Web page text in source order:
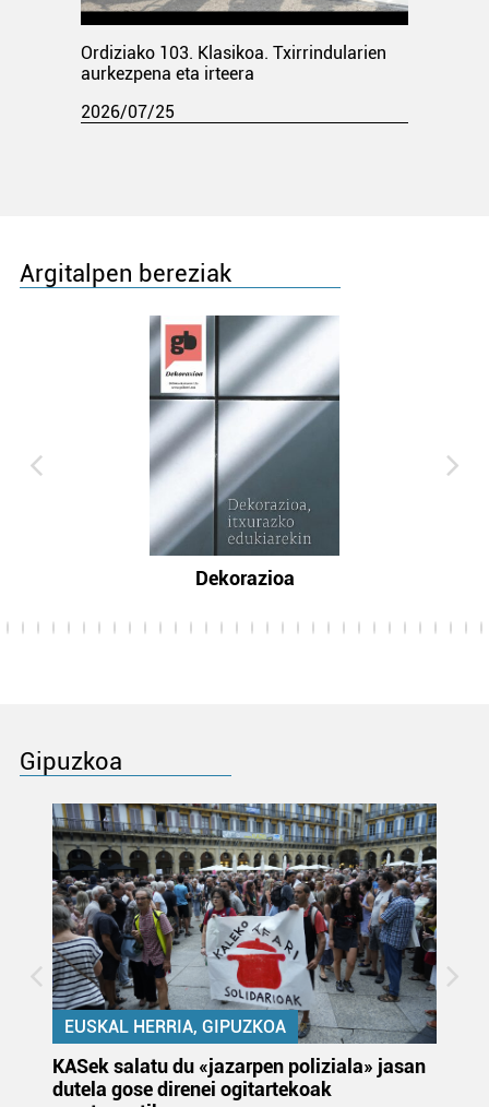
Ordiziako 103. Klasikoa. Txirrindularien
aurkezpena eta irteera
2026/07/25
Argitalpen bereziak
Dekorazioa
Gipuzkoa
EUSKAL HERRIA, GIPUZKOA
KASek salatu du «jazarpen poliziala» jasan
dutela gose direnei ogitartekoak